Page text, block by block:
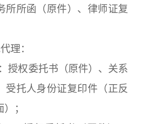
所所函（原件）、律师证复
理：
权委托书（原件）、关系
受托人身份证复印件（正反
；